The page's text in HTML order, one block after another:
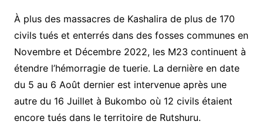
À plus des massacres de Kashalira de plus de 170
civils tués et enterrés dans des fosses communes en
Novembre et Décembre 2022, les M23 continuent à
étendre l’hémorragie de tuerie. La dernière en date
du 5 au 6 Août dernier est intervenue après une
autre du 16 Juillet à Bukombo où 12 civils étaient
encore tués dans le territoire de Rutshuru.